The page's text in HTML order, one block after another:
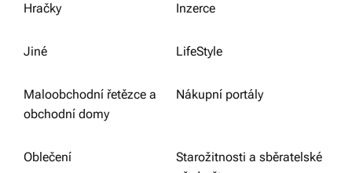
Hračky Inzerce
Jiné LifeStyle
Maloobchodní řetězce a
obchodní domy
Nákupní portály
Oblečení
Starožitnosti a sběratelské